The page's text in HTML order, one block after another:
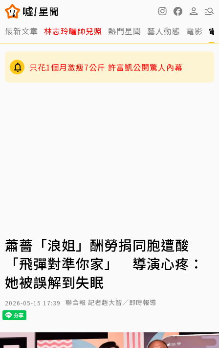
最新文章 林志玲曬帥兒照 熱門星聞 藝人動態 電影
只花1個月激瘦7公斤 許富凱公開驚人內幕
蕭薔「浪姐」酬勞捐同胞遭酸
「飛彈對準你家」 導演心疼：
她被誤解到失眠
2026-05-15 17:39 聯合報 記者趙大智／即時報導